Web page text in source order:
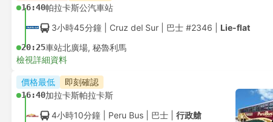
16:40帕拉卡斯公汽車站
3小時45分鐘 | Cruz del Sur 巴士 #2346 Lie-flat
20:25車站北廣場, 秘魯利馬
檢視詳細資料
價格最低 即刻確認
16:40加拉卡斯帕拉卡斯
4小時10分鐘 | Peru Bus 巴士 行政艙